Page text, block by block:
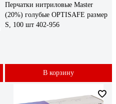
Перчатки нитриловые Master
(20%) голубые OPTISAFE размер
S, 100 шт 402-956
В корзину